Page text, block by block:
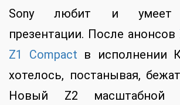
Sony любит и умеет
презентации. После анонсов
Z1 Compact в исполнении
хотелось, постанывая,
Новый Z2 масштабной